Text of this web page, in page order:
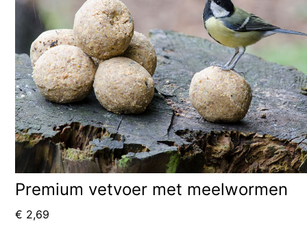
Premium vetvoer met meelwormen
€ 2,69